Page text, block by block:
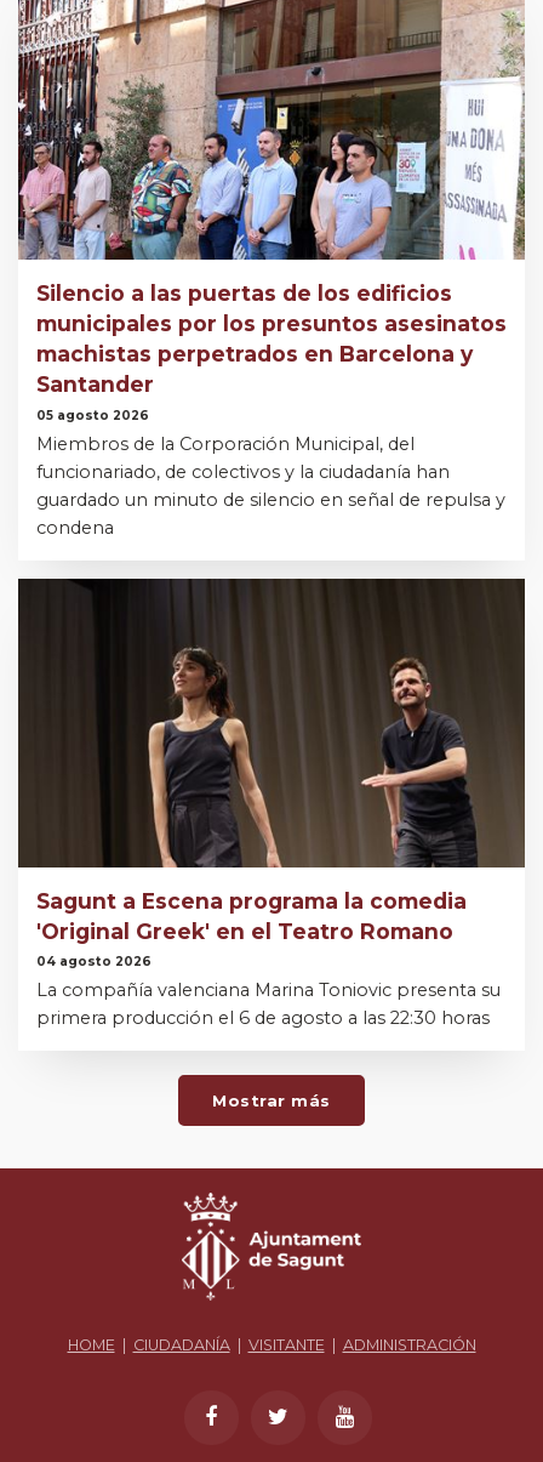
Silencio a las puertas de los edificios
municipales por los presuntos asesinatos
machistas perpetrados en Barcelona y
Santander
05 agosto 2026
Miembros de la Corporación Municipal, del
funcionariado, de colectivos y la ciudadanía han
guardado un minuto de silencio en señal de repulsa y
condena
Sagunt a Escena programa la comedia
'Original Greek' en el Teatro Romano
04 agosto 2026
La compañía valenciana Marina Toniovic presenta su
primera producción el 6 de agosto a las 22:30 horas
Mostrar más
HOME| CIUDADANÍA| VISITANTE| ADMINISTRACIÓN